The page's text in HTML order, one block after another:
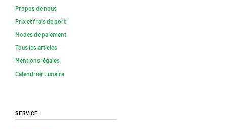
Propos de nous
Prix et frais de port
Modes de paiement
Tous les articles
Mentions légales
Calendrier Lunaire
Service